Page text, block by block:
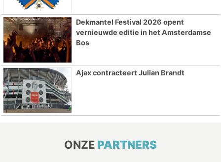
Dekmantel Festival 2026 opent
vernieuwde editie in het Amsterdamse
Bos
Ajax contracteert Julian Brandt
ONZE PARTNERS